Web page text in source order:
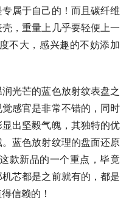
属于自己的！而且碳纤维
，重量上几乎要轻便上一
不大，感兴趣的不妨添加
光芒的蓝色放射纹表盘之
感官是非常不错的，同时
出坚毅气魄，其独特的优
蓝色放射纹理的盘面还原
款新品的一个重点，毕竟
芯都是之前就有的，都是
信赖的！